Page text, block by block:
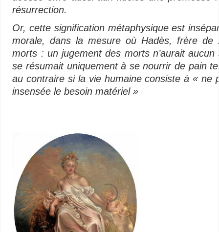
résurrection.
Or, cette signification métaphysique est
morale, dans la mesure où Hadès, frère
morts : un jugement des morts n’aurait
se résumait uniquement à se nourrir de pain
au contraire si la vie humaine consiste à« ne
insensée le besoin matériel »